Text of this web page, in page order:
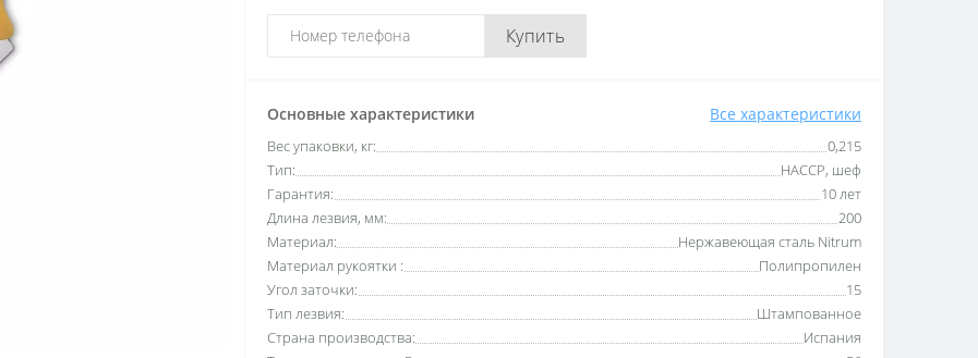
Купить
Основные характеристики Все характеристики
Вес упаковки, кг:
0,215
Тип:
HACCP, шеф
Гарантия:
10 лет
Длина лезвия, мм:
200
Материал:
Нержавеющая сталь Nitrum
Материал рукоятки :
Полипропилен
Угол заточки:
15
Тип лезвия:
Штампованное
Страна производства:
Испания